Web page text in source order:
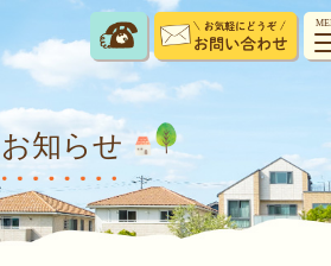
お知らせ